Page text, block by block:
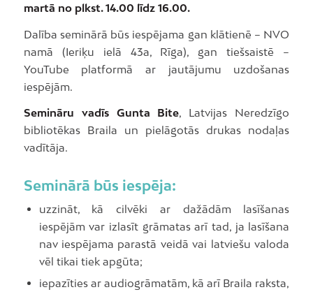
martā no plkst. 14.00 līdz 16.00.
Dalība seminārā būs iespējama gan klātienē – NVO
namā (Ieriķu ielā 43a, Rīga), gan tiešsaistē –
YouTube platformā ar jautājumu uzdošanas
iespējām.
Semināru vadīs Gunta Bite, Latvijas Neredzīgo
bibliotēkas Braila un pielāgotās drukas nodaļas
vadītāja.
Seminārā būs iespēja:
uzzināt, kā cilvēki ar dažādām lasīšanas
iespējām var izlasīt grāmatas arī tad, ja lasīšana
nav iespējama parastā veidā vai latviešu valoda
vēl tikai tiek apgūta;
iepazīties ar audiogrāmatām, kā arī Braila raksta,